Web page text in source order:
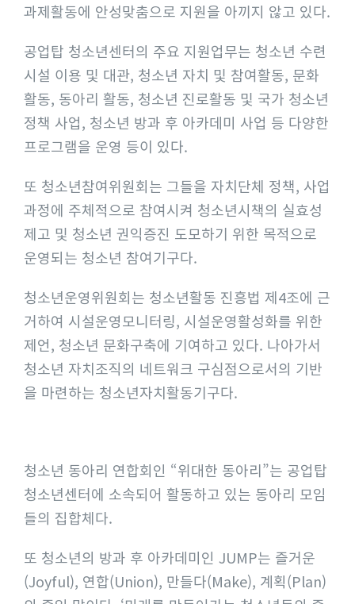
과제활동에 안성맞춤으로 지원을 아끼지 않고 있다.
공업탑 청소년센터의 주요 지원업무는 청소년 수련
시설 이용 및 대관, 청소년 자치 및 참여활동, 문화
활동, 동아리 활동, 청소년 진로활동 및 국가 청소년
정책 사업, 청소년 방과 후 아카데미 사업 등 다양한
프로그램을 운영 등이 있다.
또 청소년참여위원회는 그들을 자치단체 정책, 사업
과정에 주체적으로 참여시켜 청소년시책의 실효성
제고 및 청소년 권익증진 도모하기 위한 목적으로
운영되는 청소년 참여기구다.
청소년운영위원회는 청소년활동 진흥법 제4조에 근
거하여 시설운영모니터링, 시설운영활성화를 위한
제언, 청소년 문화구축에 기여하고 있다. 나아가서
청소년 자치조직의 네트워크 구심점으로서의 기반
을 마련하는 청소년자치활동기구다.
청소년 동아리 연합회인 “위대한 동아리”는 공업탑
청소년센터에 소속되어 활동하고 있는 동아리 모임
들의 집합체다.
또 청소년의 방과 후 아카데미인 JUMP는 즐거운
(Joyful), 연합(Union), 만들다(Make), 계획(Plan)